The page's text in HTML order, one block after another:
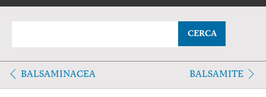
CERCA
BALSAMINACEA BALSAMITE